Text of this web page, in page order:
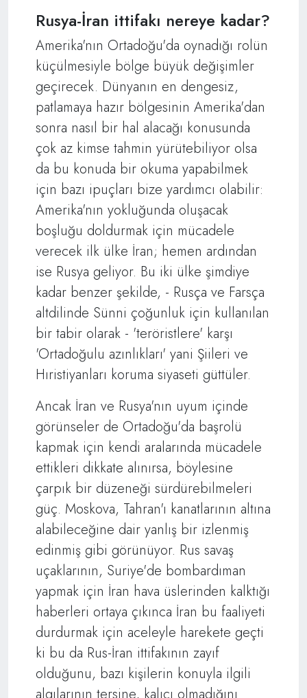
Rusya-İran ittifakı nereye kadar?
Amerika'nın Ortadoğu'da oynadığı rolün
küçülmesiyle bölge büyük değişimler
geçirecek. Dünyanın en dengesiz,
patlamaya hazır bölgesinin Amerika'dan
sonra nasıl bir hal alacağı konusunda
çok az kimse tahmin yürütebiliyor olsa
da bu konuda bir okuma yapabilmek
için bazı ipuçları bize yardımcı olabilir:
Amerika'nın yokluğunda oluşacak
boşluğu doldurmak için mücadele
verecek ilk ülke İran; hemen ardından
ise Rusya geliyor. Bu iki ülke şimdiye
kadar benzer şekilde, - Rusça ve Farsça
altdilinde Sünni çoğunluk için kullanılan
bir tabir olarak - 'teröristlere' karşı
'Ortadoğulu azınlıkları' yani Şiileri ve
Hıristiyanları koruma siyaseti güttüler.
Ancak İran ve Rusya'nın uyum içinde
görünseler de Ortadoğu'da başrolü
kapmak için kendi aralarında mücadele
ettikleri dikkate alınırsa, böylesine
çarpık bir düzeneği sürdürebilmeleri
güç. Moskova, Tahran'ı kanatlarının altına
alabileceğine dair yanlış bir izlenmiş
edinmiş gibi görünüyor. Rus savaş
uçaklarının, Suriye'de bombardıman
yapmak için İran hava üslerinden kalktığı
haberleri ortaya çıkınca İran bu faaliyeti
durdurmak için aceleyle harekete geçti
ki bu da Rus-İran ittifakının zayıf
olduğunu, bazı kişilerin konuyla ilgili